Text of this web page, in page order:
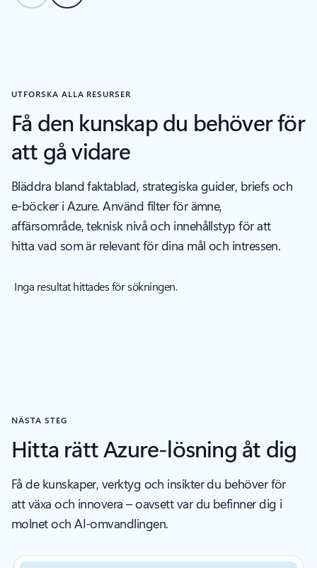
UTFORSKA ALLA RESURSER
Få den kunskap du behöver för
att gå vidare
Bläddra bland faktablad, strategiska guider, briefs och
e-böcker i Azure. Använd filter för ämne,
affärsområde, teknisk nivå och innehållstyp för att
hitta vad som är relevant för dina mål och intressen.
NÄSTA STEG
Hitta rätt Azure-lösning åt dig
Få de kunskaper, verktyg och insikter du behöver för
att växa och innovera – oavsett var du befinner dig i
molnet och AI-omvandlingen.